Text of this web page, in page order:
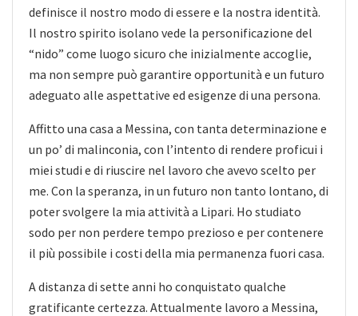
definisce il nostro modo di essere e la nostra identità.
Il nostro spirito isolano vede la personificazione del
“nido” come luogo sicuro che inizialmente accoglie,
ma non sempre può garantire opportunità e un futuro
adeguato alle aspettative ed esigenze di una persona.
Affitto una casa a Messina, con tanta determinazione e
un po’ di malinconia, con l’intento di rendere proficui i
miei studi e di riuscire nel lavoro che avevo scelto per
me. Con la speranza, in un futuro non tanto lontano, di
poter svolgere la mia attività a Lipari. Ho studiato
sodo per non perdere tempo prezioso e per contenere
il più possibile i costi della mia permanenza fuori casa.
A distanza di sette anni ho conquistato qualche
gratificante certezza. Attualmente lavoro a Messina,